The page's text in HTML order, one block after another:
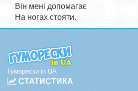
Він мені допомагає
Гуморески in UA
СТАТИСТИКА